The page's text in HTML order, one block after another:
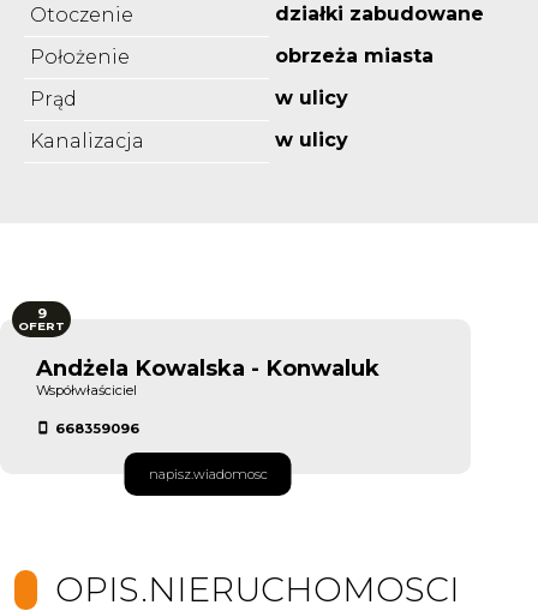
Otoczenie
działki zabudowane
Położenie
obrzeża miasta
Prąd
w ulicy
Kanalizacja
w ulicy
Andżela Kowalska - Konwaluk
Współwłaściciel
668359096
napisz.wiadomosc
9
OFERT
OPIS.NIERUCHOMOSCI